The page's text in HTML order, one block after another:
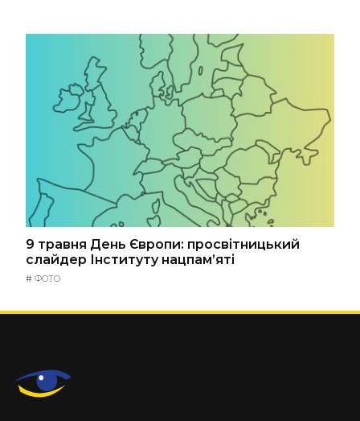
9 травня День Європи: просвітницький
слайдер Інституту нацпам’яті
# ФОТО